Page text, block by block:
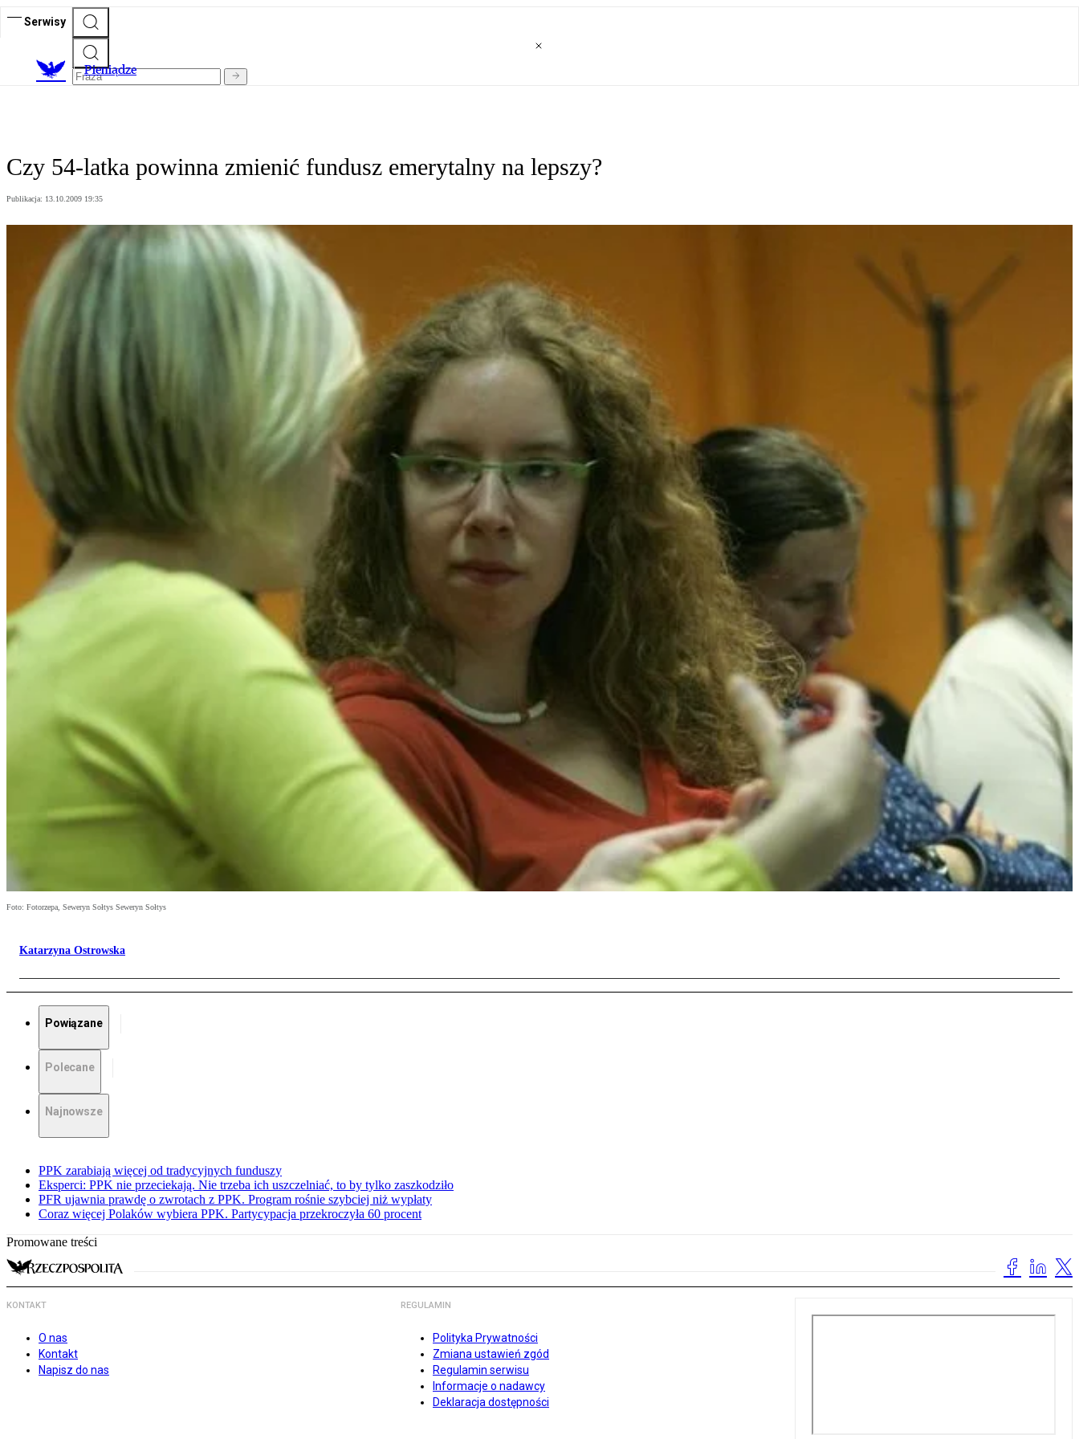
Serwisy
Pieniądze
Czy 54-latka powinna zmienić fundusz emerytalny na lepszy?
Publikacja: 13.10.2009 19:35
Foto: Fotorzepa, Seweryn Sołtys Seweryn Sołtys
Katarzyna Ostrowska
Powiązane
Polecane
Najnowsze
PPK zarabiają więcej od tradycyjnych funduszy
Eksperci: PPK nie przeciekają. Nie trzeba ich uszczelniać, to by tylko zaszkodziło
PFR ujawnia prawdę o zwrotach z PPK. Program rośnie szybciej niż wypłaty
Coraz więcej Polaków wybiera PPK. Partycypacja przekroczyła 60 procent
Promowane treści
KONTAKT
O nas
Kontakt
Napisz do nas
REGULAMIN
Polityka Prywatności
Zmiana ustawień zgód
Regulamin serwisu
Informacje o nadawcy
Deklaracja dostępności